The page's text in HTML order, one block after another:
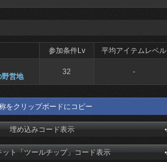
参加条件Lv 平均アイテムレベル
野営地
32 -
をクリップボードにコピー
埋め込みコード表示
ット「ツールチップ」コード表示